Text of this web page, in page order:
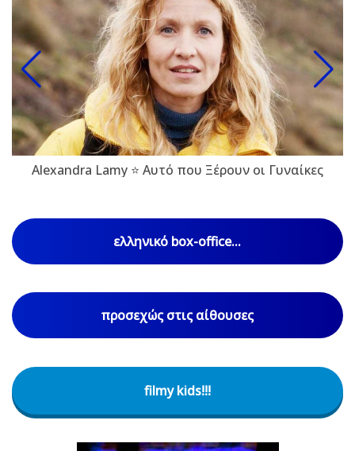
Alexandra Lamy ⭐ Αυτό που Ξέρουν οι Γυναίκες
ελληνικό box-office...
προσεχώς στις αίθουσες
filmy kids!!!